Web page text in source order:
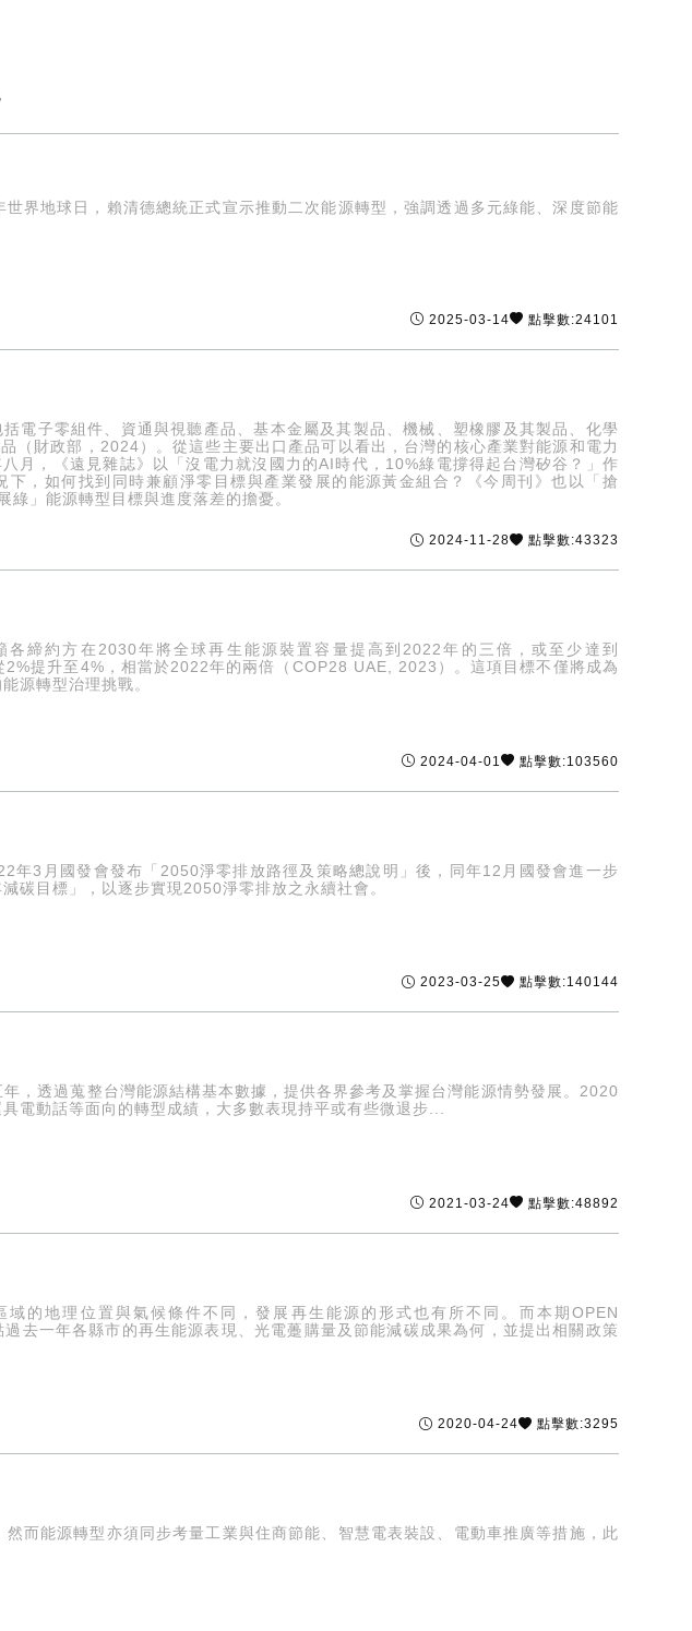
界地球日，賴清德總統正式宣示推動二次能源轉型，強調透過多元綠能、深度節能
2025-03-14 點擊數:24101
電子零組件、資通與視聽產品、基本金屬及其製品、機械、塑橡膠及其製品、化學
（財政部，2024）。從這些主要出口產品可以看出，台灣的核心產業對能源和電力
月，《遠見雜誌》以「沒電力就沒國力的AI時代，10%綠電撐得起台灣矽谷？」作
，如何找到同時兼顧淨零目標與產業發展的能源黃金組合？《今周刊》也以「搶
」能源轉型目標與進度落差的擔憂。
2024-11-28 點擊數:43323
締約方在2030年將全球再生能源裝置容量提高到2022年的三倍，或至少達到
提升至4%，相當於2022年的兩倍（COP28 UAE, 2023）。這項目標不僅將成為
源轉型治理挑戰。
2024-04-01 點擊數:103560
年3月國發會發布「2050淨零排放路徑及策略總說明」後，同年12月國發會進一步
碳目標」，以逐步實現2050淨零排放之永續社會。
2023-03-25 點擊數:140144
，透過蒐整台灣能源結構基本數據，提供各界參考及掌握台灣能源情勢發展。2020
電動話等面向的轉型成績，大多數表現持平或有些微退步...
2021-03-24 點擊數:48892
的地理位置與氣候條件不同，發展再生能源的形式也有所不同。而本期OPEN
去一年各縣市的再生能源表現、光電躉購量及節能減碳成果為何，並提出相關政策
2020-04-24 點擊數:3295
而能源轉型亦須同步考量工業與住商節能、智慧電表裝設、電動車推廣等措施，此